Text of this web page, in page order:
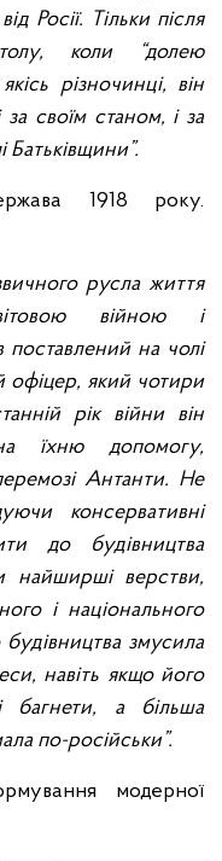
Росії. Тільки після
коли “долею
різночинці, він
своїм станом, і за
Батьківщини”.
1918 року.
русла життя
війною і
на чолі
офіцер, який чотири
рік війни він
їхню допомогу,
Антанти. Не
консервативні
до будівництва
найширші верстви,
і національного
змусила
навіть якщо його
багнети, а більша
по-російськи”.
модерної